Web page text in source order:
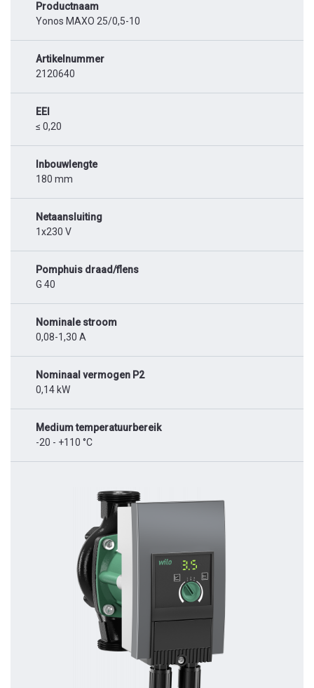
Productnaam
Yonos MAXO 25/0,5-10
Artikelnummer
2120640
EEI
≤ 0,20
Inbouwlengte
180 mm
Netaansluiting
1x230 V
Pomphuis draad/flens
G 40
Nominale stroom
0,08-1,30 A
Nominaal vermogen P2
0,14 kW
Medium temperatuurbereik
-20 - +110 °C